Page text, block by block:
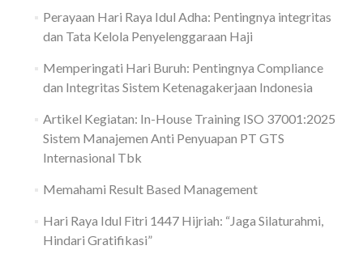
Perayaan Hari Raya Idul Adha: Pentingnya integritas
dan Tata Kelola Penyelenggaraan Haji
Memperingati Hari Buruh: Pentingnya Compliance
dan Integritas Sistem Ketenagakerjaan Indonesia
Artikel Kegiatan: In-House Training ISO 37001:2025
Sistem Manajemen Anti Penyuapan PT GTS
Internasional Tbk
Memahami Result Based Management
Hari Raya Idul Fitri 1447 Hijriah: “Jaga Silaturahmi,
Hindari Gratifikasi”